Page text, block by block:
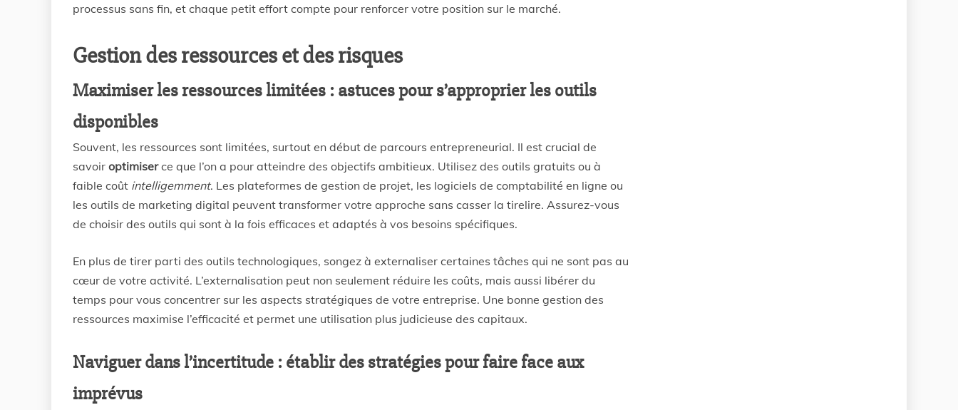
processus sans fin, et chaque petit effort compte pour renforcer votre position sur le marché.
Gestion des ressources et des risques
Maximiser les ressources limitées : astuces pour s’approprier les outils
disponibles
Souvent, les ressources sont limitées, surtout en début de parcours entrepreneurial. Il est crucial de
savoir optimiserce que l’on a pour atteindre des objectifs ambitieux. Utilisez des outils gratuits ou à
faible coût intelligemment. Les plateformes de gestion de projet, les logiciels de comptabilité en ligne ou
les outils de marketing digital peuvent transformer votre approche sans casser la tirelire. Assurez-vous
de choisir des outils qui sont à la fois efficaces et adaptés à vos besoins spécifiques.
En plus de tirer parti des outils technologiques, songez à externaliser certaines tâches qui ne sont pas au
cœur de votre activité. L’externalisation peut non seulement réduire les coûts, mais aussi libérer du
temps pour vous concentrer sur les aspects stratégiques de votre entreprise. Une bonne gestion des
ressources maximise l’efficacité et permet une utilisation plus judicieuse des capitaux.
Naviguer dans l’incertitude : établir des stratégies pour faire face aux
imprévus